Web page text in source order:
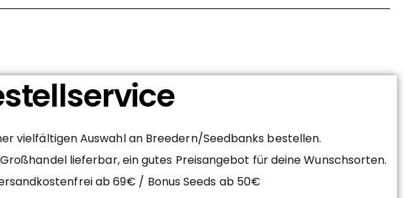
vielfältigen Auswahl an Breedern/Seedbanks bestellen.
lieferbar, ein gutes Preisangebot für deine Wunschsorten.
ab 69€ / Bonus Seeds ab 50€